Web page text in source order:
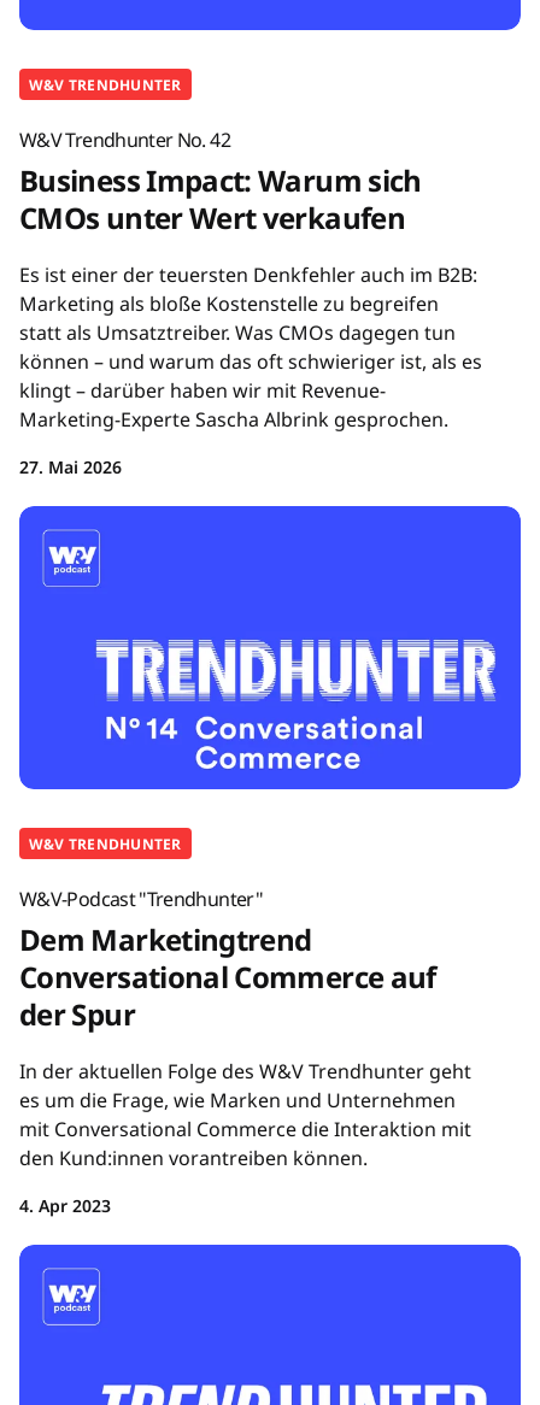
W&V TRENDHUNTER
W&V Trendhunter No. 42
Business Impact: Warum sich
CMOs unter Wert verkaufen
Es ist einer der teuersten Denkfehler auch im B2B:
Marketing als bloße Kostenstelle zu begreifen
statt als Umsatztreiber. Was CMOs dagegen tun
können – und warum das oft schwieriger ist, als es
klingt – darüber haben wir mit Revenue-
Marketing-Experte Sascha Albrink gesprochen.
27. Mai 2026
W&V TRENDHUNTER
W&V-Podcast "Trendhunter"
Dem Marketingtrend
Conversational Commerce auf
der Spur
In der aktuellen Folge des W&V Trendhunter geht
es um die Frage, wie Marken und Unternehmen
mit Conversational Commerce die Interaktion mit
den Kund:innen vorantreiben können.
4. Apr 2023